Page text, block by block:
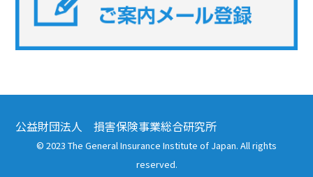
公益財団法人 損害保険事業総合研究所
© 2023 The General Insurance Institute of Japan. All rights
reserved.